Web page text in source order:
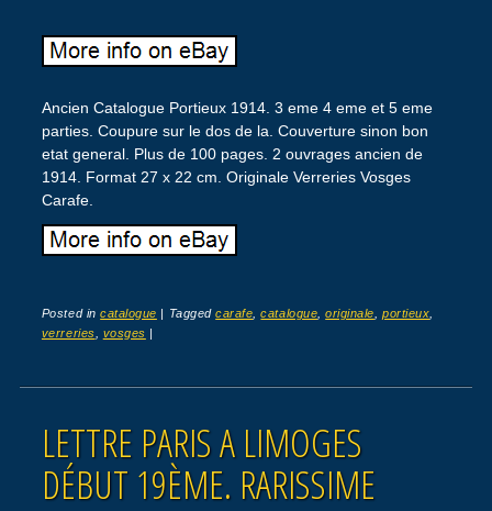
Ancien Catalogue Portieux 1914. 3 eme 4 eme et 5 eme
parties. Coupure sur le dos de la. Couverture sinon bon
etat general. Plus de 100 pages. 2 ouvrages ancien de
1914. Format 27 x 22 cm. Originale Verreries Vosges
Carafe.
Posted incatalogue | Taggedcarafe ,catalogue ,originale portieux
verreries
vosges |
LETTRE PARIS A LIMOGES
DÉBUT 19ÈME. RARISSIME